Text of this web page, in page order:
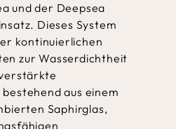
und der Deepsea
Dieses System
kontinuierlichen
zur Wasserdichtheit
aus einem
Saphirglas,